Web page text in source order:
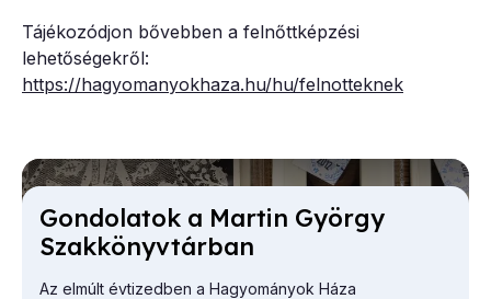
Tájékozódjon bővebben a felnőttképzési
lehetőségekről:
https://hagyomanyokhaza.hu/hu/felnotteknek
Gon­do­la­tok a Mar­tin György
Szak­könyv­tár­ban
Az elmúlt évtizedben a Hagyományok Háza